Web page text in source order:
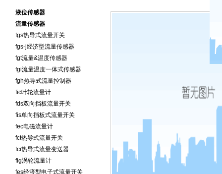
体育官网
中心
液位传感器
流量传感器
fgs热导式流量开关
fgs-j经济型流量传感器
fgt流量&温度传感器
fgi流量温度一体式传感器
fgh热导式流量控制器
fic叶轮流量计
fds双向挡板流量开关
fis单向挡板式流量开关
fec电磁流量计
fct热导式流量开关
fci热导式流量变送器
fig涡轮流量计
fes经济型电子式流量开关